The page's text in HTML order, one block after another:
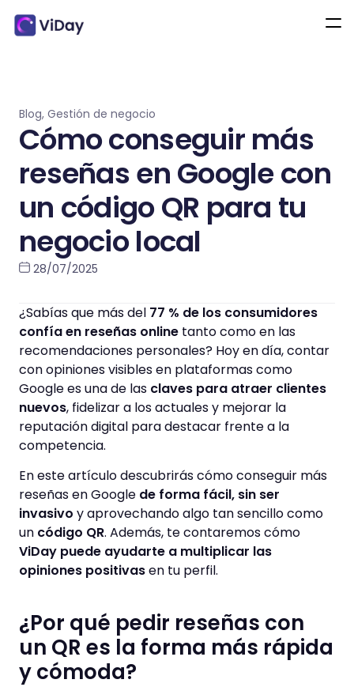
Blog, Gestión de negocio
Cómo conseguir más
reseñas en Google con
un código QR para tu
negocio local
28/07/2025
¿Sabías que más del 77 % de los consumidores
confía en reseñas online tanto como en las
recomendaciones personales? Hoy en día, contar
con opiniones visibles en plataformas como
Google es una de las claves para atraer clientes
nuevos, fidelizar a los actuales y mejorar la
reputación digital para destacar frente a la
competencia.
En este artículo descubrirás cómo conseguir más
reseñas en Google de forma fácil, sin ser
invasivo y aprovechando algo tan sencillo como
un código QR. Además, te contaremos cómo
ViDay puede ayudarte a multiplicar las
opiniones positivasen tu perfil.
¿Por qué pedir reseñas con
un QR es la forma más rápida
y cómoda?